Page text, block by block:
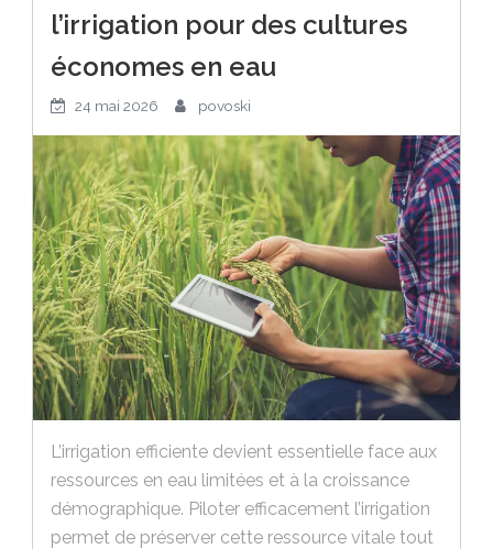
l’irrigation pour des cultures
économes en eau
24 mai 2026 povoski
L’irrigation efficiente devient essentielle face aux
ressources en eau limitées et à la croissance
démographique. Piloter efficacement l’irrigation
permet de préserver cette ressource vitale tout